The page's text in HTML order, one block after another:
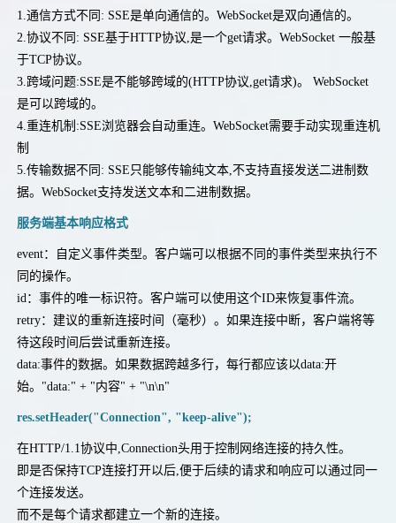
1.通信方式不同: SSE是单向通信的。WebSocket是双向通信的。
2.协议不同: SSE基于HTTP协议,是一个get请求。WebSocket 一般基
于TCP协议。
3.跨域问题:SSE是不能够跨域的(HTTP协议,get请求)。 WebSocket
是可以跨域的。
4.重连机制:SSE浏览器会自动重连。WebSocket需要手动实现重连机
制
5.传输数据不同: SSE只能够传输纯文本,不支持直接发送二进制数
据。WebSocket支持发送文本和二进制数据。
服务端基本响应格式
event：自定义事件类型。客户端可以根据不同的事件类型来执行不
同的操作。
id：事件的唯一标识符。客户端可以使用这个ID来恢复事件流。
retry：建议的重新连接时间（毫秒）。如果连接中断，客户端将等
待这段时间后尝试重新连接。
data:事件的数据。如果数据跨越多行，每行都应该以data:开
始。"data:" + "内容" + "\n\n"
res.setHeader("Connection", "keep-alive");
在HTTP/1.1协议中,Connection头用于控制网络连接的持久性。
即是否保持TCP连接打开以后,便于后续的请求和响应可以通过同一
个连接发送。
而不是每个请求都建立一个新的连接。